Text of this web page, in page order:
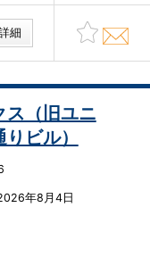
細
ス（旧ユニ
ビル）
年8月4日